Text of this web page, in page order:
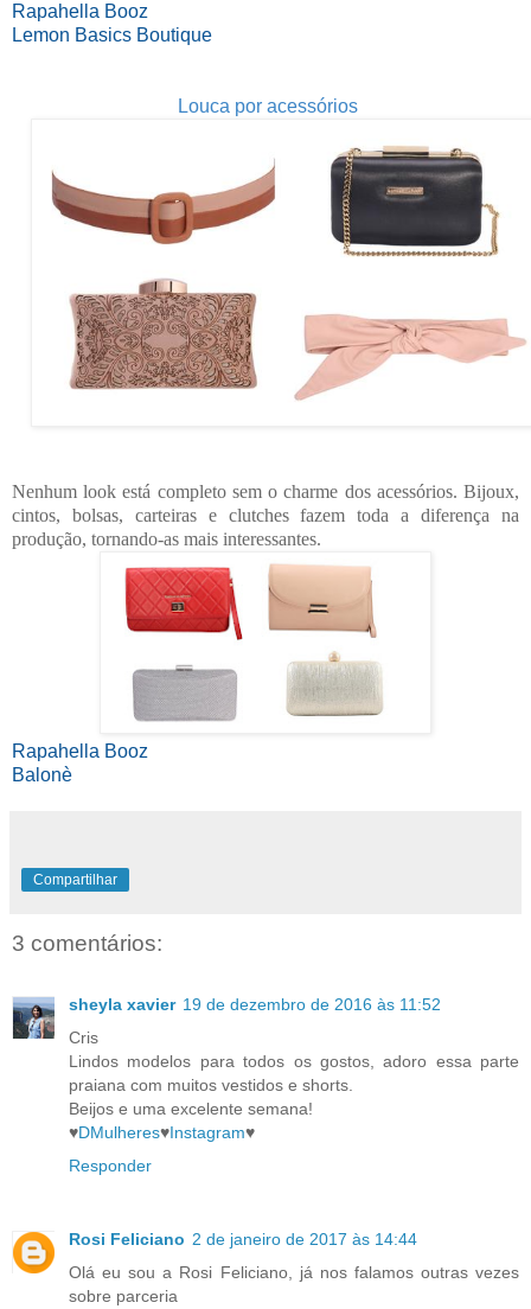
Rapahella Booz
Lemon Basics Boutique
Louca por acessórios
Nenhum look está completo sem o charme dos acessórios. Bijoux,
cintos, bolsas, carteiras e clutches fazem toda a diferença na
produção, tornando-as mais interessantes.
Rapahella Booz
Balonè
Compartilhar
3 comentários:
sheyla xavier 19 de dezembro de 2016 às 11:52
Cris
Lindos modelos para todos os gostos, adoro essa parte
praiana com muitos vestidos e shorts.
Beijos e uma excelente semana!
♥DMulheres♥Instagram♥
Responder
Rosi Feliciano 2 de janeiro de 2017 às 14:44
Olá eu sou a Rosi Feliciano, já nos falamos outras vezes
sobre parceria